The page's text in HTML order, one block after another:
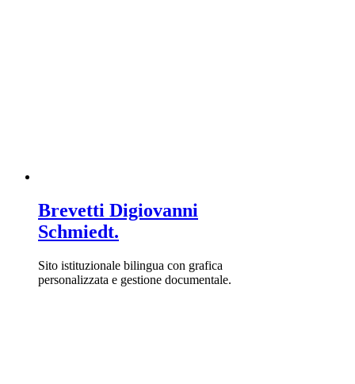
Brevetti Digiovanni
Schmiedt.
Sito istituzionale bilingua con grafica
personalizzata e gestione documentale.